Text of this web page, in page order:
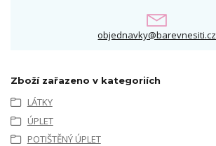
objednavky@barevnesiti.cz
Zboží zařazeno v kategoriích
LÁTKY
ÚPLET
POTIŠTĚNÝ ÚPLET